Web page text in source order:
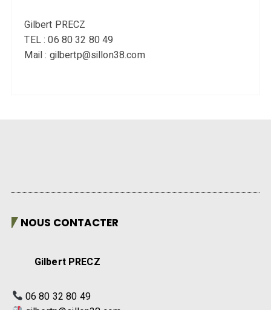
Gilbert PRECZ
TEL : 06 80 32 80 49
Mail : gilbertp@sillon38.com
NOUS CONTACTER
Gilbert PRECZ
06 80 32 80 49